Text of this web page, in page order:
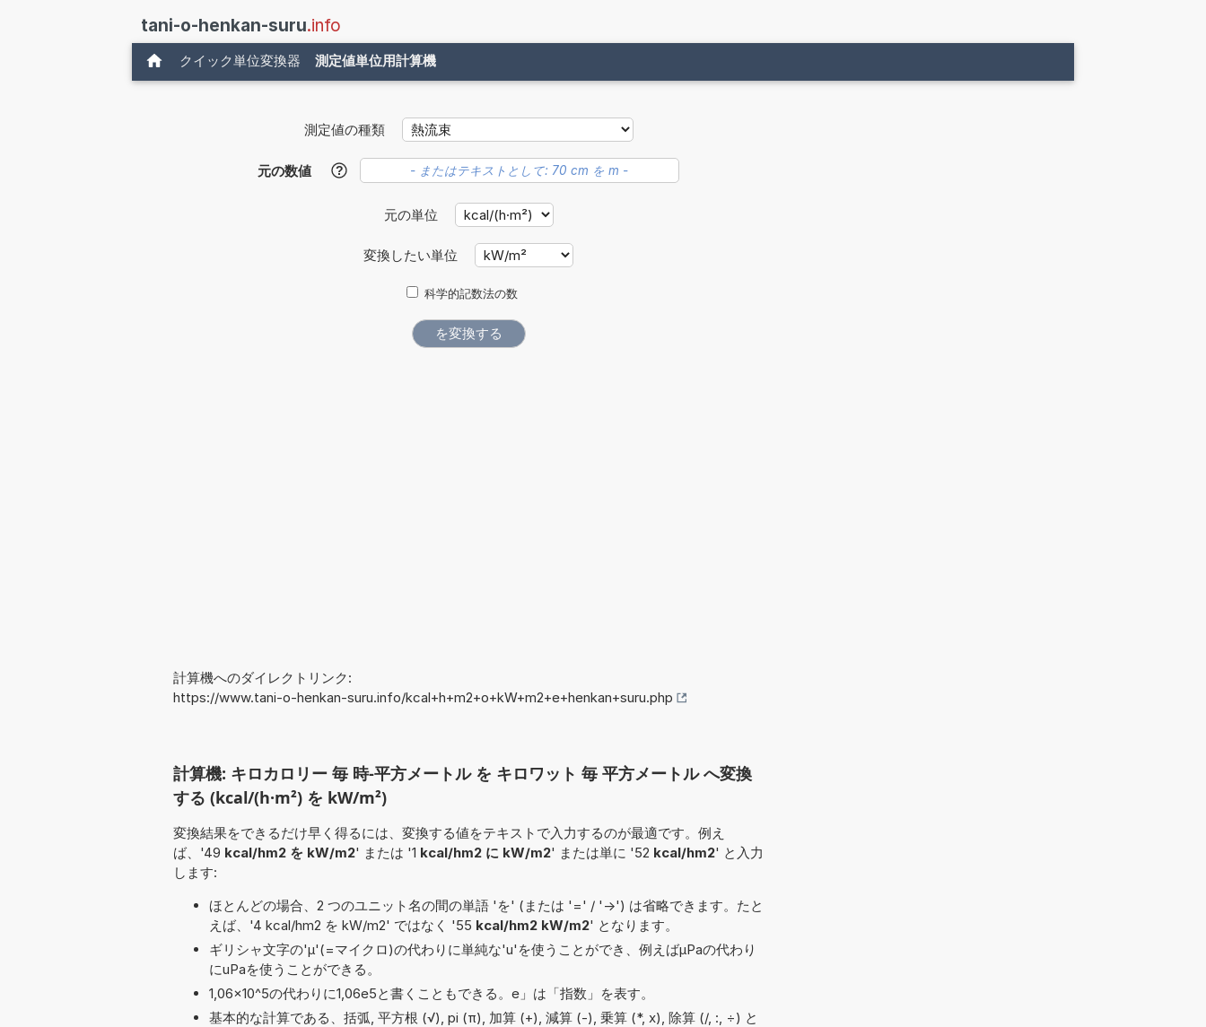
tani-o-henkan-suru.info
クイック単位変換器 測定値単位用計算機
測定値の種類
元の数値 ?
元の単位
変換したい単位
科学的記数法の数
計算機へのダイレクトリンク:
https://www.tani-o-henkan-suru.info/kcal+h+m2+o+kW+m2+e+henkan+suru.php
計算機: キロカロリー 毎 時-平方メートル を キロワット 毎 平方メートル へ変換
する (kcal/(h·m²) を kW/m²)
変換結果をできるだけ早く得るには、変換する値をテキストで入力するのが最適です。例え
ば、'49 kcal/hm2 を kW/m2' または '1 kcal/hm2 に kW/m2' または単に '52 kcal/hm2' と入力
します:
ほとんどの場合、2 つのユニット名の間の単語 'を' (または '=' / '->') は省略できます。たと
えば、'4 kcal/hm2 を kW/m2' ではなく '55 kcal/hm2 kW/m2' となります。
ギリシャ文字の'μ'(=マイクロ)の代わりに単純な'u'を使うことができ、例えばµPaの代わり
にuPaを使うことができる。
1,06×10^5の代わりに1,06e5と書くこともできる。e」は「指数」を表す。
基本的な計算である、括弧, 平方根 (√), pi (π), 加算 (+), 減算 (-), 乗算 (*, x), 除算 (/, :, ÷) と